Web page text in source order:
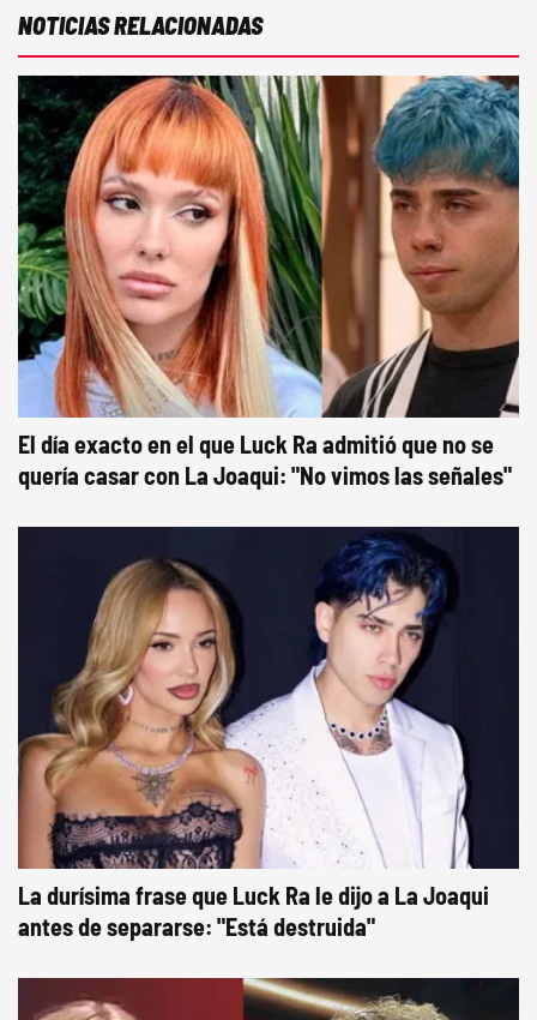
NOTICIAS RELACIONADAS
El día exacto en el que Luck Ra admitió que no se
quería casar con La Joaqui: "No vimos las señales"
La durísima frase que Luck Ra le dijo a La Joaqui
antes de separarse: "Está destruida"